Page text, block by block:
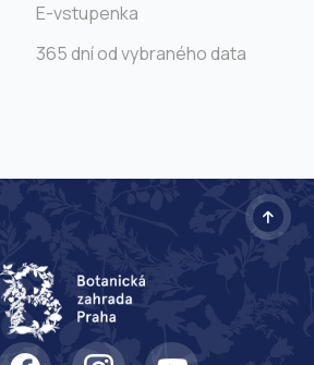
E-vstupenka
365 dní od vybraného data